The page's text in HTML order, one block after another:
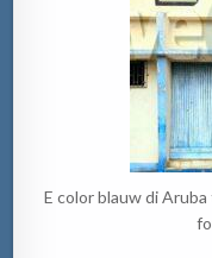
E color blauw di